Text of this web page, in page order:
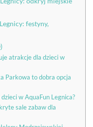
festyny,
atrakcje dla dzieci w
Parkowa to dobra opcja
w AquaFun Legnica?
sale zabaw dla